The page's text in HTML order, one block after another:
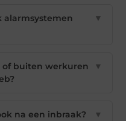
alarmsystemen
▼
of buiten werkuren
▼
na een inbraak? ▼